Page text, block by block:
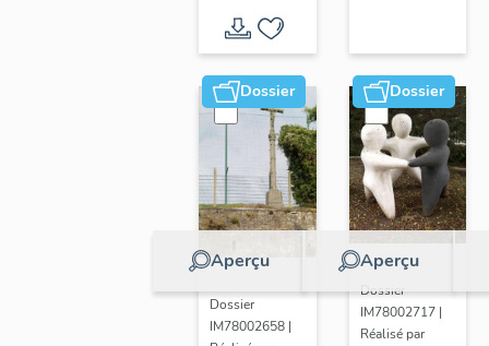
Dossier
Aperçu
Dossier
IM78002658 |
Dossier
Aperçu
Dossier
IM78002717 |
Réalisé par